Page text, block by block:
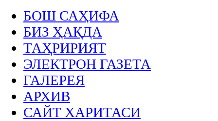
БОШ САҲИФА
БИЗ ҲАҚДА
ТАҲРИРИЯТ
ЭЛЕКТРОН ГАЗЕТА
ГАЛЕРЕЯ
АРХИВ
САЙТ ХАРИТАСИ